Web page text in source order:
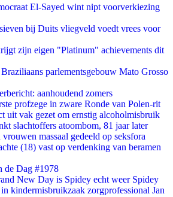
El-Sayed wint nipt voorverkiezing
bij Duits vliegveld voedt vrees voor
zijn eigen "Platinum" achievements dit
parlementsgebouw Mato Grosso
aanhoudend zomers
profzege in zware Ronde van Polen-rit
uit vak gezet om ernstig alcoholmisbruik
slachtoffers atoombom, 81 jaar later
massaal gedeeld op seksfora
(18) vast op verdenking van beramen
de Dag #1978
New Day is Spidey echt weer Spidey
kindermisbruikzaak zorgprofessional Jan